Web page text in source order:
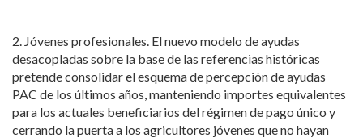
2. Jóvenes profesionales. El nuevo modelo de ayudas
desacopladas sobre la base de las referencias históricas
pretende consolidar el esquema de percepción de ayudas
PAC de los últimos años, manteniendo importes equivalentes
para los actuales beneficiarios del régimen de pago único y
cerrando la puerta a los agricultores jóvenes que no hayan